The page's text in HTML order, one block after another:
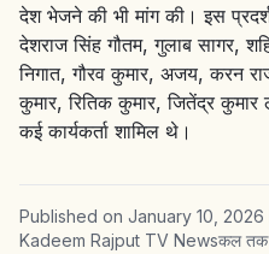
देश भेजने की भी मांग की। इस
देशराज सिंह गौतम, गुलाब सागर,
निगात, गौरव कुमार, अजय, करन
कुमार, रितिक कुमार, जितेंद्र
कई कार्यकर्ता शामिल थे।
Published on January 10, 2026
Kadeem Rajput TV Newsकल तक